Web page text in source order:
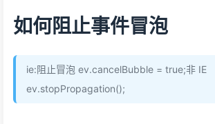
如何阻止事件冒泡
ie:阻止冒泡 ev.cancelBubble = true;非 IE
ev.stopPropagation();